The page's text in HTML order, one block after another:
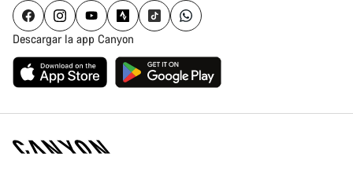
Descargar la app Canyon